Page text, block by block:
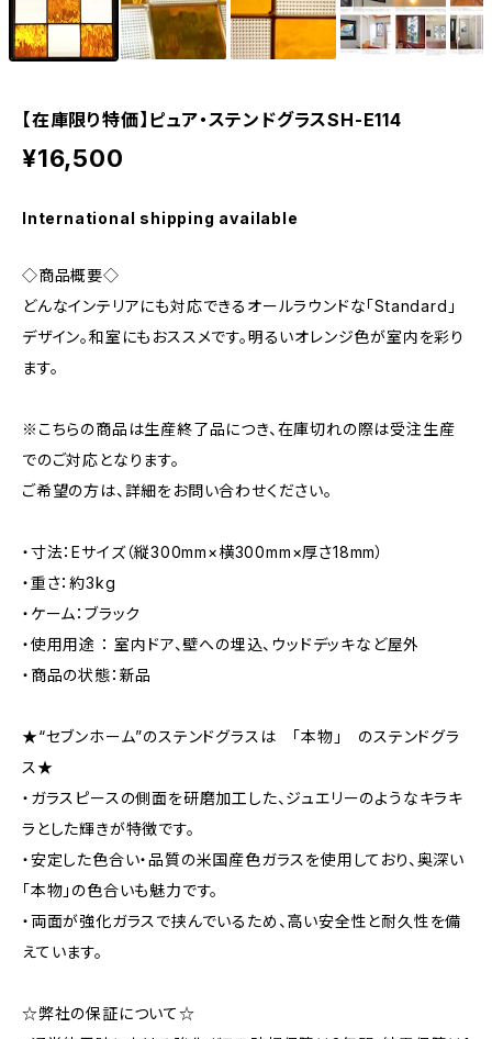
【在庫限り特価】ピュア・ステンドグラスSH-E114
¥16,500
International shipping available
◇商品概要◇
どんなインテリアにも対応できるオールラウンドな「Standard」
デザイン。和室にもおススメです。明るいオレンジ色が室内を彩り
ます。
※こちらの商品は生産終了品につき、在庫切れの際は受注生産
でのご対応となります。
ご希望の方は、詳細をお問い合わせください。
・寸法：Eサイズ（縦300mm×横300mm×厚さ18mm）
・重さ：約3kg
・ケーム：ブラック
・使用用途 ： 室内ドア、壁への埋込、ウッドデッキなど屋外
・商品の状態：新品
★“セブンホーム”のステンドグラスは 「本物」 のステンドグラ
ス★
・ガラスピースの側面を研磨加工した、ジュエリーのようなキラキ
ラとした輝きが特徴です。
・安定した色合い・品質の米国産色ガラスを使用しており、奥深い
「本物」の色合いも魅力です。
・両面が強化ガラスで挟んでいるため、高い安全性と耐久性を備
えています。
☆弊社の保証について☆